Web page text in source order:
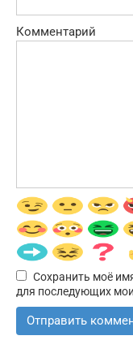
Комментарий
Сохранить моё
для последующих